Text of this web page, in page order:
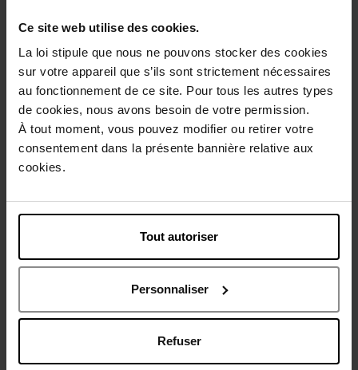
Ce site web utilise des cookies.
La loi stipule que nous ne pouvons stocker des cookies
sur votre appareil que s’ils sont strictement nécessaires
au fonctionnement de ce site. Pour tous les autres types
de cookies, nous avons besoin de votre permission.
À tout moment, vous pouvez modifier ou retirer votre
consentement dans la présente bannière relative aux
cookies.
Tout autoriser
Personnaliser
Refuser
Conseil d'utilisation
Caractéristiques
Vous aimerez peut-être